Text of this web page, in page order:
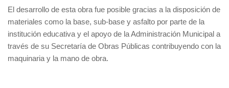
El desarrollo de esta obra fue posible gracias a la disposición de
materiales como la base, sub-base y asfalto por parte de la
institución educativa y el apoyo de la Administración Municipal a
través de su Secretaría de Obras Públicas contribuyendo con la
maquinaria y la mano de obra.